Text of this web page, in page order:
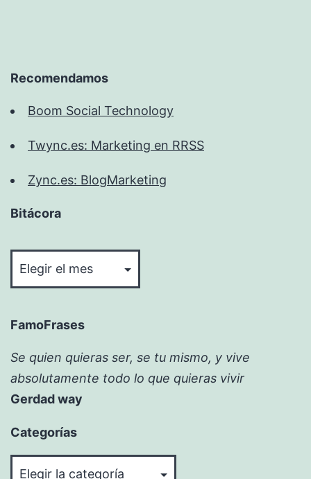
Recomendamos
Boom Social Technology
Twync.es: Marketing en RRSS
Zync.es: BlogMarketing
Bitácora
FamoFrases
Se quien quieras ser, se tu mismo, y vive
absolutamente todo lo que quieras vivir
Gerdad way
Categorías